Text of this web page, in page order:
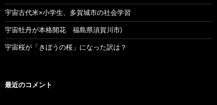
宇宙古代米×小学生、多賀城市の社会学習
宇宙牡丹が本格開花 福島県須賀川市)
宇宙桜が「きぼうの桜」になった訳は？
最近のコメント